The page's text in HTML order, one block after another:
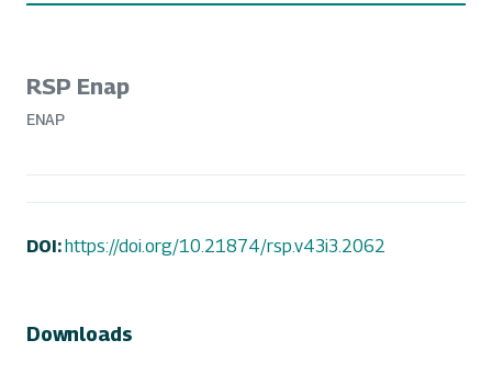
RSP Enap
ENAP
DOI:https://doi.org/10.21874/rsp.v43i3.2062
Downloads